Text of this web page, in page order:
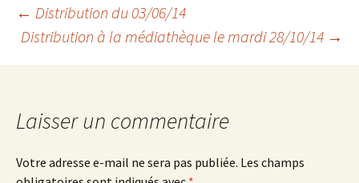
Navigation
des
articles
← Distribution du 03/06/14
Distribution à la médiathèque le mardi 28/10/14 →
Laisser un commentaire
Votre adresse e-mail ne sera pas publiée. Les champs